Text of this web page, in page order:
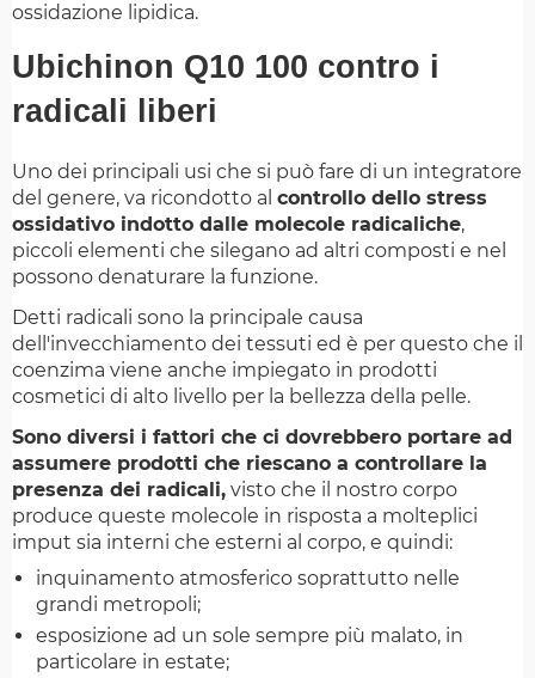
ossidazione lipidica.
Ubichinon Q10 100 contro i
radicali liberi
Uno dei principali usi che si può fare di un integratore
del genere, va ricondotto al controllo dello stress
ossidativo indotto dalle molecole radicaliche,
piccoli elementi che silegano ad altri composti e nel
possono denaturare la funzione.
Detti radicali sono la principale causa
dell'invecchiamento dei tessuti ed è per questo che il
coenzima viene anche impiegato in prodotti
cosmetici di alto livello per la bellezza della pelle.
Sono diversi i fattori che ci dovrebbero portare ad
assumere prodotti che riescano a controllare la
presenza dei radicali, visto che il nostro corpo
produce queste molecole in risposta a molteplici
imput sia interni che esterni al corpo, e quindi:
inquinamento atmosferico soprattutto nelle
grandi metropoli;
esposizione ad un sole sempre più malato, in
particolare in estate;